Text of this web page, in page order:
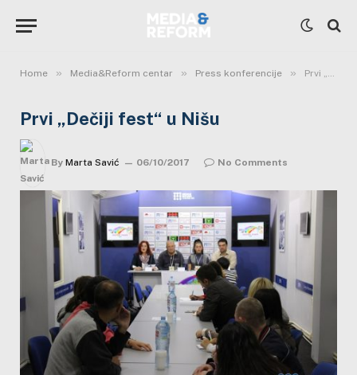
Home » Media&Reform centar » Press konferencije » Prvi „Dečiji fest“ u Nišu
Prvi „Dečiji fest“ u Nišu
By Marta Savić 06/10/2017 No Comments